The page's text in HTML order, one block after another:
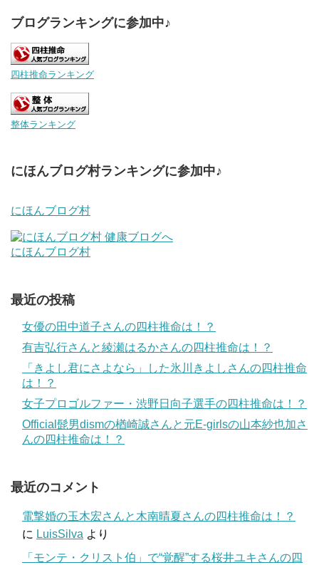
ブログランキングに参加中♪
四柱推命ランキング
整体ランキング
にほんブログ村ランキングに参加中♪
にほんブログ村
にほんブログ村
最近の投稿
女優の田中道子さんの四柱推命は！？
有吉弘行さんと綾瀬はるかさんの四柱推命は！？
「きよし君にさよなら」した氷川きよしさんの四柱推命
は！？
女子プロゴルファー・渋野日向子選手の四柱推命は！？
Official髭男dismの楢崎誠さんと元E-girlsの山本紗也加さ
んの四柱推命は！？
最近のコメント
電撃婚の玉木宏さんと木南晴夏さんの四柱推命は！？
に LuisSilva より
「モンテ・クリスト伯」で“覚醒”する桜井ユキさんの四